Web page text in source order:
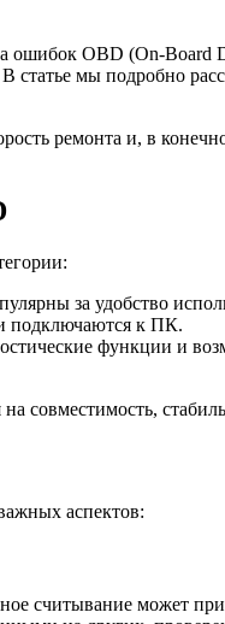
OBD (On-Board
статье мы подробно
ремонта и, в
за удобство
подключаются к ПК.
функции и
совместимость,
аспектов:
считывание может